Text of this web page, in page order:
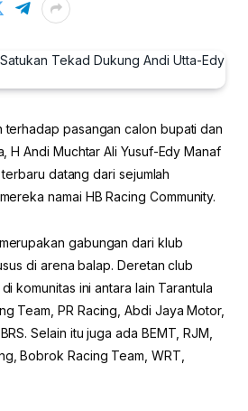
terhadap pasangan calon bupati dan
H Andi Muchtar Ali Yusuf-Edy Manaf
datang dari sejumlah
namai HB Racing Community.
gabungan dari klub
di arena balap. Deretan club
komunitas ini antara lain Tarantula
Team, PR Racing, Abdi Jaya Motor,
Selain itu juga ada BEMT, RJM,
Bobrok Racing Team, WRT,